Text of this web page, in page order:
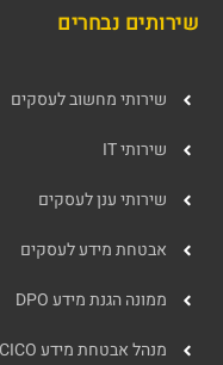
שירותים נבחרים
שירותי מחשוב לעסקים
שירותי IT
שירותי ענן לעסקים
אבטחת מידע לעסקים
ממונה הגנת מידע DPO
מנהל אבטחת מידע CICO